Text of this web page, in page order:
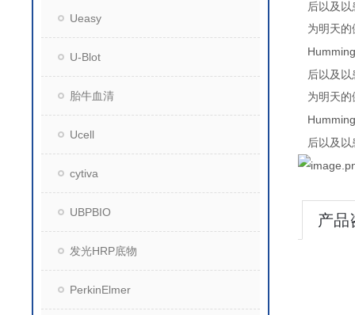
Ueasy
U-Blot
胎牛血清
Ucell
cytiva
UBPBIO
发光HRP底物
PerkinElmer
后以及
为明天
后以及
为明天
后以及
产品